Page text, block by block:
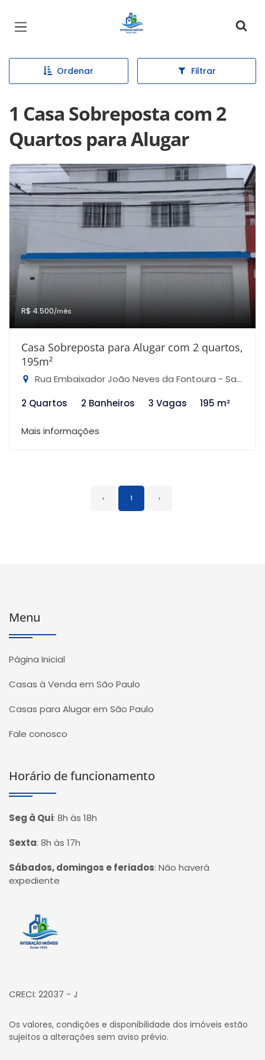
Página inicial
Ordenar Filtrar
1 Casa Sobreposta com 2
Quartos para Alugar
R$ 4.500/mês
Casa Sobreposta para Alugar com 2 quartos,
195m²
Rua Embaixador João Neves da Fontoura - Santana, São Paulo-SP
2 Quartos
2 Banheiros 3 Vagas 195 m²
Mais informações
‹ 1 ›
Menu
Página Inicial
Casas à Venda em São Paulo
Casas para Alugar em São Paulo
Fale conosco
Horário de funcionamento
Seg à Qui: 8h às 18h
Sexta: 8h às 17h
Sábados, domingos e feriados: Não haverá
expediente
Página inicial
CRECI: 22037 - J
Os valores, condições e disponibilidade dos imóveis estão
sujeitos a alterações sem aviso prévio.